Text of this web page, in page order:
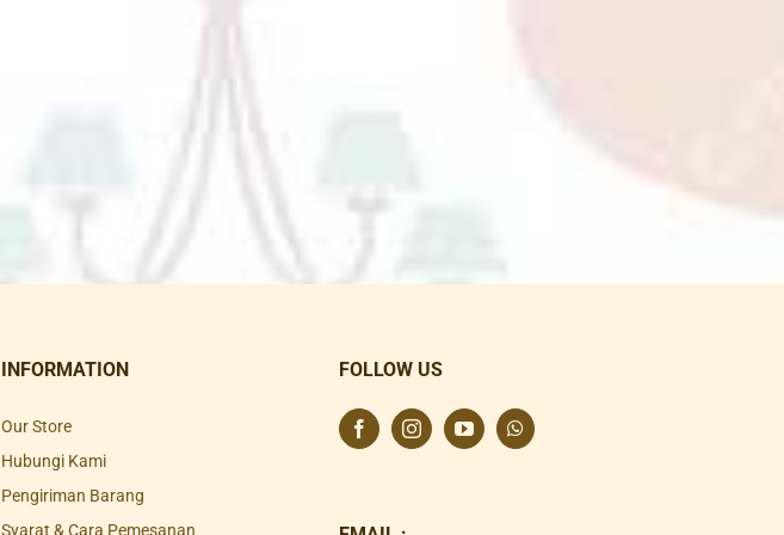
INFORMATION
Our Store
Hubungi Kami
Pengiriman Barang
Syarat & Cara Pemesanan
FOLLOW US